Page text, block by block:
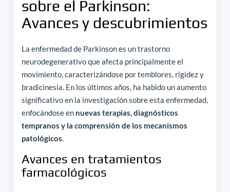
sobre el Parkinson:
Avances y descubrimientos
La enfermedad de Parkinson es un trastorno
neurodegenerativo que afecta principalmente el
movimiento, caracterizándose por temblores, rigidez y
bradicinesia. En los últimos años, ha habido un aumento
significativo en la investigación sobre esta enfermedad,
enfocándose en nuevas terapias, diagnósticos
tempranos y la comprensión de los mecanismos
patológicos.
Avances en tratamientos
farmacológicos